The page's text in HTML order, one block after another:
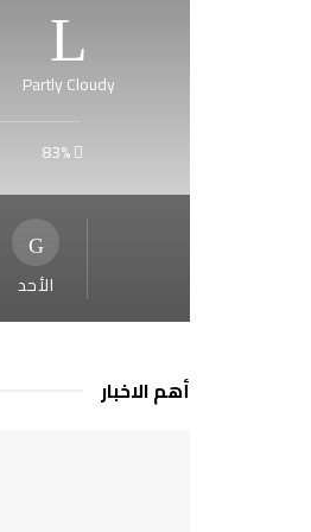
Partly Cloudy
83%
الأحد
أهم الاخبار